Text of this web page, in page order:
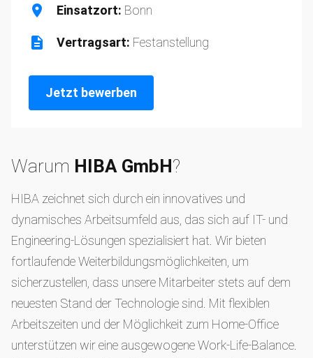
Einsatzort: Bonn⁠
Vertragsart: Festanstellung
Jetzt bewerben
Warum HIBA GmbH?
HIBA zeichnet sich durch ein innovatives und
dynamisches Arbeitsumfeld aus, das sich auf IT- und
Engineering-Lösungen spezialisiert hat. Wir bieten
fortlaufende Weiterbildungsmöglichkeiten, um
sicherzustellen, dass unsere Mitarbeiter stets auf dem
neuesten Stand der Technologie sind. Mit flexiblen
Arbeitszeiten und der Möglichkeit zum Home-Office
unterstützen wir eine ausgewogene Work-Life-Balance.